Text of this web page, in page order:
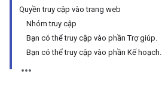
Quyền truy cập vào trang web
Nhóm truy cập
Bạn có thể truy cập vào phần Trợ giúp.
Bạn có thể truy cập vào phần Kế hoạch.